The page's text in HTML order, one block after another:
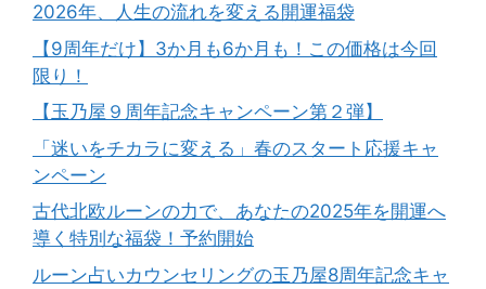
2026年、人生の流れを変える開運福袋
【9周年だけ】3か月も6か月も！この価格は今回
限り！
【玉乃屋９周年記念キャンペーン第２弾】
「迷いをチカラに変える」春のスタート応援キャ
ンペーン
古代北欧ルーンの力で、あなたの2025年を開運へ
導く特別な福袋！予約開始
ルーン占いカウンセリングの玉乃屋8周年記念キャ